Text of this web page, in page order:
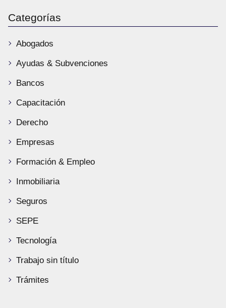
Categorías
Abogados
Ayudas & Subvenciones
Bancos
Capacitación
Derecho
Empresas
Formación & Empleo
Inmobiliaria
Seguros
SEPE
Tecnología
Trabajo sin título
Trámites